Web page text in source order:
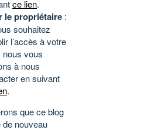
ce lien.
le propriétaire :
souhaitez
l’accès à votre
nous vous
à nous
en suivant
.
que ce blog
de nouveau